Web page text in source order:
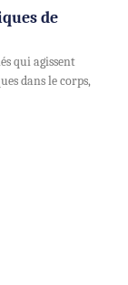
de
qui agissent
dans le corps,